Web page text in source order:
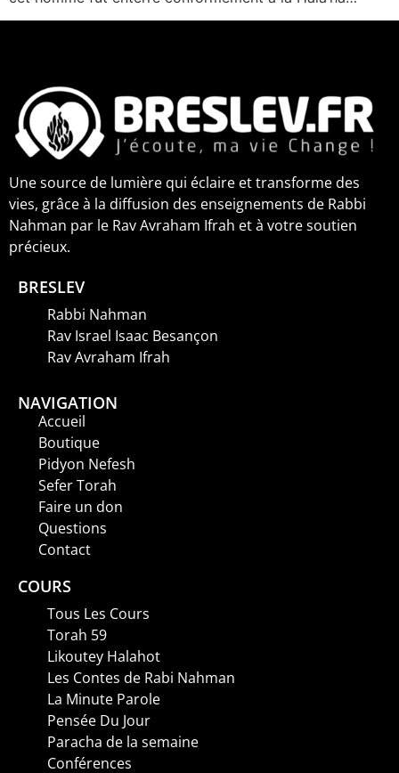
Une source de lumière qui éclaire et transforme des
vies, grâce à la diffusion des enseignements de Rabbi
Nahman par le Rav Avraham Ifrah et à votre soutien
précieux.
BRESLEV
Rabbi Nahman
Rav Israel Isaac Besançon
Rav Avraham Ifrah
NAVIGATION
Accueil
Boutique
Pidyon Nefesh
Sefer Torah
Faire un don
Questions
Contact
COURS
Tous Les Cours
Torah 59
Likoutey Halahot
Les Contes de Rabi Nahman
La Minute Parole
Pensée Du Jour
Paracha de la semaine
Conférences